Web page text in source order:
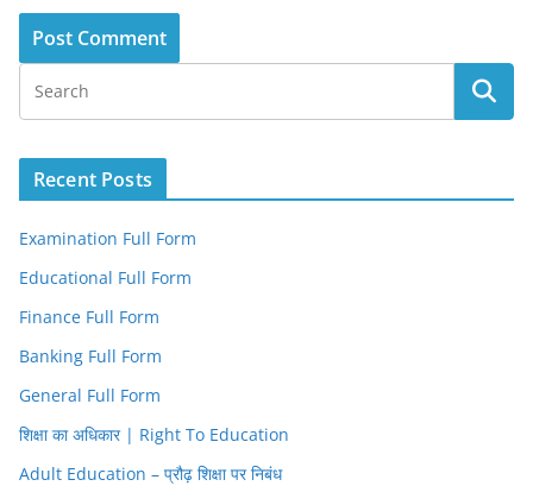
Recent Posts
Examination Full Form
Educational Full Form
Finance Full Form
Banking Full Form
General Full Form
शिक्षा का अधिकार | Right To Education
Adult Education – प्रौढ़ शिक्षा पर निबंध